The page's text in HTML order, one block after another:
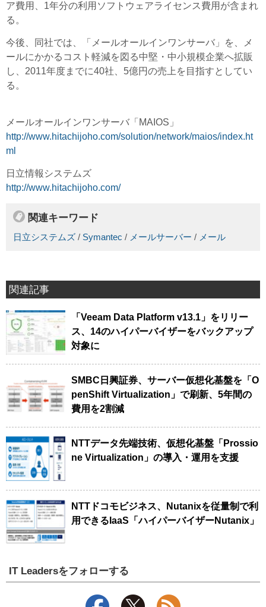
ア費用、1年分の利用ソフトウェアライセンス費用が含まれ
る。
今後、同社では、「メールオールインワンサーバ」を、メ
ールにかかるコスト軽減を図る中堅・中小規模企業へ拡販
し、2011年度までに40社、5億円の売上を目指すとしてい
る。
メールオールインワンサーバ「MAIOS」
http://www.hitachijoho.com/solution/network/maios/index.ht
ml
日立情報システムズ
http://www.hitachijoho.com/
関連キーワード
日立システムズ / Symantec / メールサーバー / メール
関連記事
「Veeam Data Platform v13.1」をリリー
ス、14のハイパーバイザーをバックアップ
対象に
SMBC日興証券、サーバー仮想化基盤を「O
penShift Virtualization」で刷新、5年間の
費用を2割減
NTTデータ先端技術、仮想化基盤「Prossio
ne Virtualization」の導入・運用を支援
NTTドコモビジネス、Nutanixを従量制で利
用できるIaaS「ハイパーバイザーNutanix」
IT Leadersをフォローする